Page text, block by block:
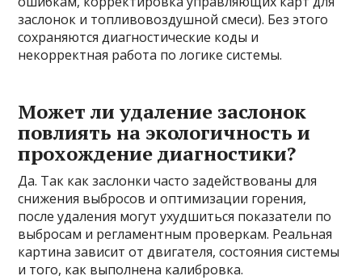
заслонок и топливовоздушной смеси). Без этого
сохраняются диагностические коды и
некорректная работа по логике системы.
Может ли удаление заслонок
повлиять на экологичность и
прохождение диагностики?
Да. Так как заслонки часто задействованы для
снижения выбросов и оптимизации горения,
после удаления могут ухудшиться показатели по
выбросам и регламентным проверкам. Реальная
картина зависит от двигателя, состояния системы
и того, как выполнена калибровка.